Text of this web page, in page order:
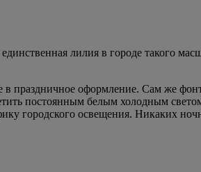
лилия в городе такого
оформление. Сам же
постоянным белым холодным
городского освещения. Никаких